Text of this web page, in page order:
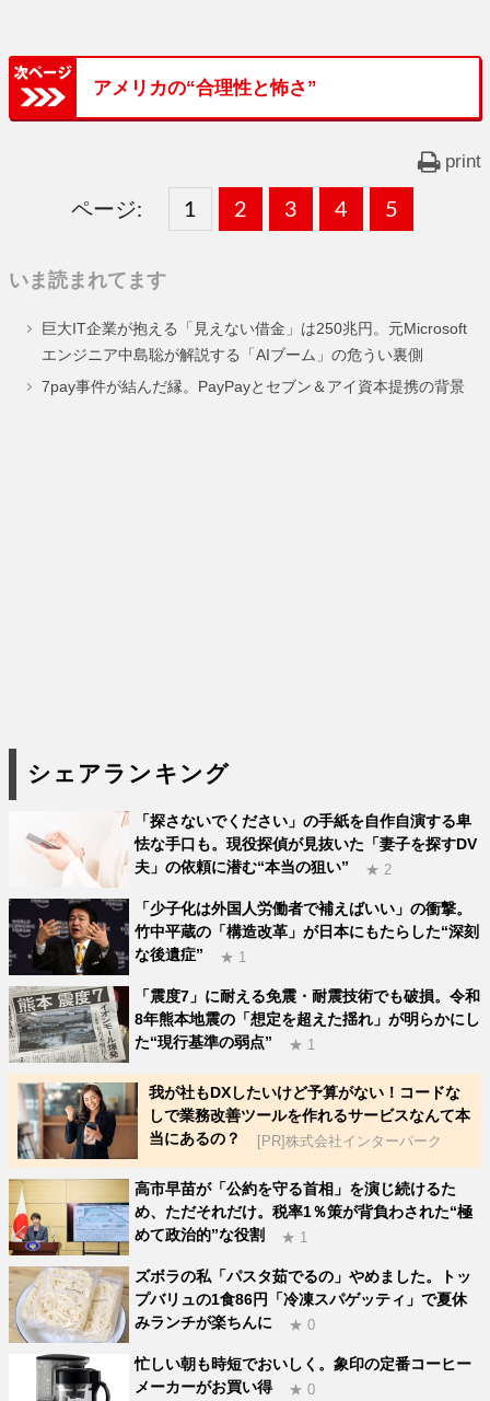
アメリカの“合理性と怖さ”
print
ページ:
固
ー
ジ
1 ,
固
ー
ジ
2 ,
固
ー
ジ
3 ,
固
ー
ジ
4 ,
固
ー
ジ
5
いま読まれてます
巨大IT企業が抱える「見えない借金」は250兆円。元Microsoft
エンジニア中島聡が解説する「AIブーム」の危うい裏側
7pay事件が結んだ縁。PayPayとセブン＆アイ資本提携の背景
シェアランキング
「探さないでください」の手紙を自作自演する卑
怯な手口も。現役探偵が見抜いた「妻子を探すDV
夫」の依頼に潜む“本当の狙い”
★ 2
「少子化は外国人労働者で補えばいい」の衝撃。
竹中平蔵の「構造改革」が日本にもたらした“深刻
な後遺症”
★ 1
「震度7」に耐える免震・耐震技術でも破損。令和
8年熊本地震の「想定を超えた揺れ」が明らかにし
た“現行基準の弱点”
★ 1
我が社もDXしたいけど予算がない！コードな
しで業務改善ツールを作れるサービスなんて本
当にあるの？
[PR]株式会社インターパーク
高市早苗が「公約を守る首相」を演じ続けるた
め、ただそれだけ。税率1％策が背負わされた“極
めて政治的”な役割
★ 1
ズボラの私「パスタ茹でるの」やめました。トッ
プバリュの1食86円「冷凍スパゲッティ」で夏休
みランチが楽ちんに
★ 0
忙しい朝も時短でおいしく。象印の定番コーヒー
メーカーがお買い得
★ 0